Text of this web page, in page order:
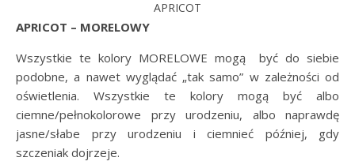
APRICOT
APRICOT – MORELOWY
Wszystkie te kolory MORELOWE mogą być do siebie
podobne, a nawet wyglądać „tak samo” w zależności od
oświetlenia. Wszystkie te kolory mogą być albo
ciemne/pełnokolorowe przy urodzeniu, albo naprawdę
jasne/słabe przy urodzeniu i ciemnieć później, gdy
szczeniak dojrzeje.